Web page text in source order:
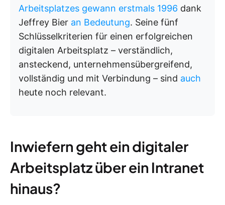
Arbeitsplatzes gewann erstmals 1996 dank
Jeffrey Bier an Bedeutung. Seine fünf
Schlüsselkriterien für einen erfolgreichen
digitalen Arbeitsplatz – verständlich,
ansteckend, unternehmensübergreifend,
vollständig und mit Verbindung – sind auch
heute noch relevant.
Inwiefern geht ein digitaler
Arbeitsplatz über ein Intranet
hinaus?